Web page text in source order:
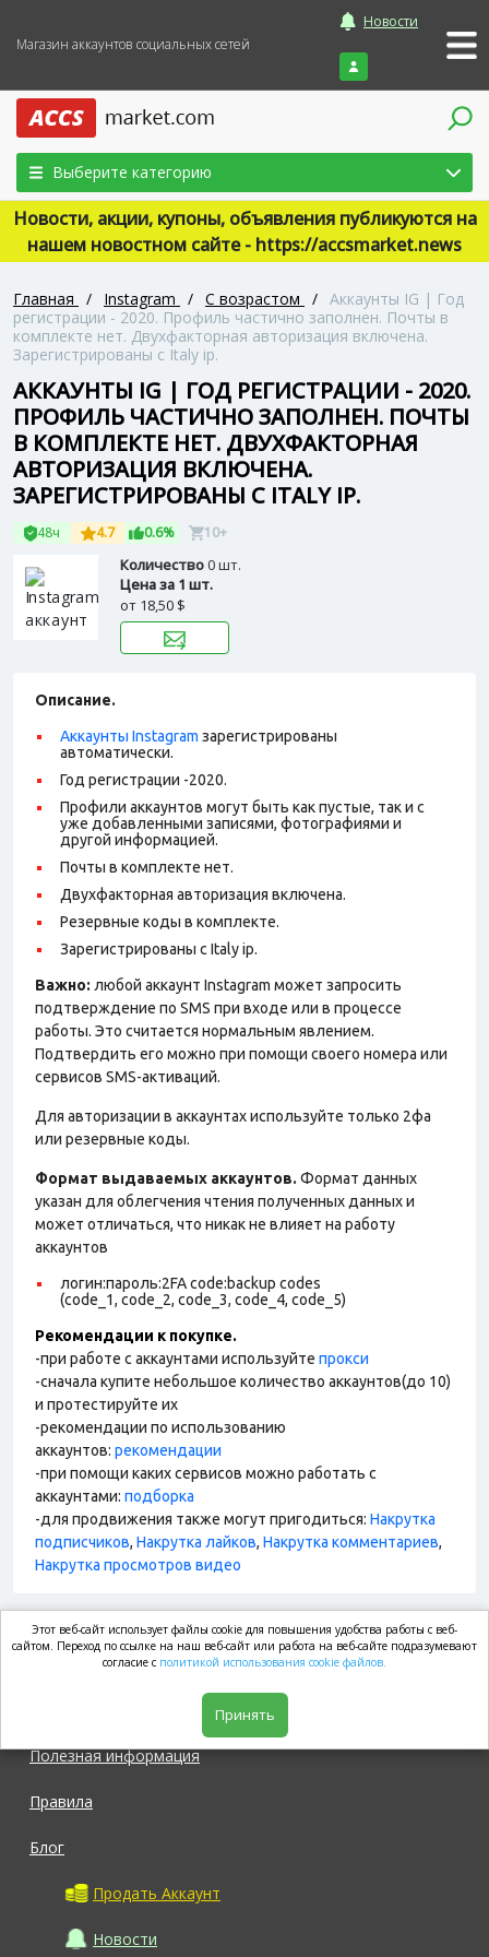
Магазин аккаунтов социальных сетей
Новости
Войти
Выберите категорию
Новости, акции, купоны, объявления публикуются на
нашем новостном сайте - https://accsmarket.news
Главная / Instagram / С возрастом / Аккаунты IG | Год
регистрации - 2020. Профиль частично заполнен. Почты в
комплекте нет. Двухфакторная авторизация включена.
Зарегистрированы с Italy ip.
АККАУНТЫ IG | ГОД РЕГИСТРАЦИИ - 2020.
ПРОФИЛЬ ЧАСТИЧНО ЗАПОЛНЕН. ПОЧТЫ
В КОМПЛЕКТЕ НЕТ. ДВУХФАКТОРНАЯ
АВТОРИЗАЦИЯ ВКЛЮЧЕНА.
ЗАРЕГИСТРИРОВАНЫ С ITALY IP.
48ч 4.7 0.6% 10+
Количество0 шт.
Цена за 1 шт.
от 18,50 $
Описание.
Аккаунты Instagram зарегистрированы
автоматически.
Год регистрации -2020.
Профили аккаунтов могут быть как пустые, так и с
уже добавленными записями, фотографиями и
другой информацией.
Почты в комплекте нет.
Двухфакторная авторизация включена.
Резервные коды в комплекте.
Зарегистрированы с Italy ip.
Важно: любой аккаунт Instagram может запросить
подтверждение по SMS при входе или в процессе
работы. Это считается нормальным явлением.
Подтвердить его можно при помощи своего номера или
сервисов SMS-активаций.
Для авторизации в аккаунтах используйте только 2фа
или резервные коды.
Формат выдаваемых аккаунтов. Формат данных
указан для облегчения чтения полученных данных и
может отличаться, что никак не влияет на работу
аккаунтов
логин:пароль:2FA code:backup codes
(code_1, code_2, code_3, code_4, code_5)
Рекомендации к покупке.
-при работе с аккаунтами используйте прокси
-сначала купите небольшое количество аккаунтов(до 10)
и протестируйте их
-рекомендации по использованию
аккаунтов: рекомендации
-при помощи каких сервисов можно работать с
аккаунтами: подборка
-для продвижения также могут пригодиться: Накрутка
подписчиков, Накрутка лайков, Накрутка комментариев,
Накрутка просмотров видео
market.com
Полезная информация
Правила
Блог
Продать Аккаунт
Новости
Этот веб-сайт использует файлы cookie для повышения удобства работы с веб-
сайтом. Переход по ссылке на наш веб-сайт или работа на веб-сайте подразумевают
согласие с политикой использования cookie файлов.
Принять